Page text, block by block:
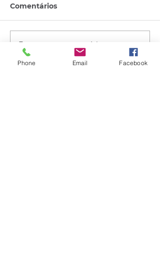
Comentários
Escreva um comentário
Phone Email Facebook